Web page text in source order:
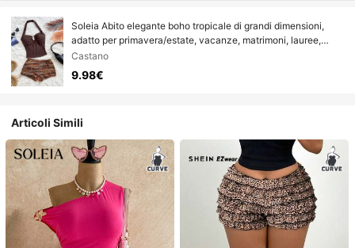
Soleia Abito elegante boho tropicale di grandi dimensioni,
adatto per primavera/estate, vacanze, matrimoni, lauree,
feste di San Patrizio, vacanze di primavera, festival musicali,
appuntamenti, shopping, composto da un set a maglia
marrone strutturato da 2 pezzi per donna
Castano
9.98€
Articoli Simili